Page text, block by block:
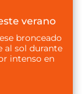
outdoor, 2
como
un bronceado
únicamente de